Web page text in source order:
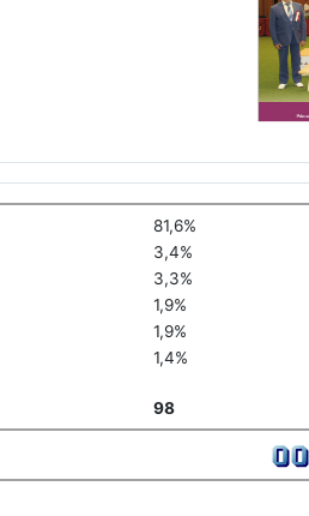
81,6%
3,4%
3,3%
1,9%
1,9%
1,4%
98